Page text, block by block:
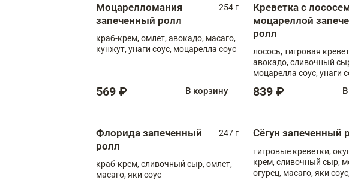
Моцарелломания
запеченный ролл
254 г
краб-крем, омлет, авокадо, масаго,
кунжут, унаги соус, моцарелла соус
569 ₽ В корзину
Креветка с
моцареллой
ролл
лосось, тигровая
авокадо, сливочный
моцарелла соус, унаги
839 ₽
Флорида запеченный
ролл
247 г
краб-крем, сливочный сыр, омлет,
масаго, яки соус
Сёгун запеченный
тигровые креветки,
крем, сливочный сыр,
огурец, масаго, яки